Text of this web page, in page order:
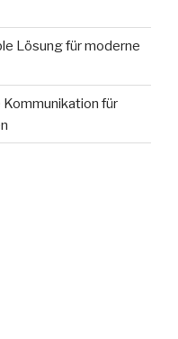
Lösung für moderne
für